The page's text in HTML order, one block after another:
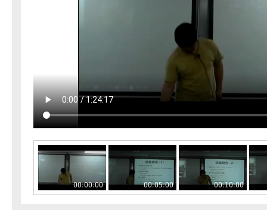
00:00:00 00:05:00 00:10:00